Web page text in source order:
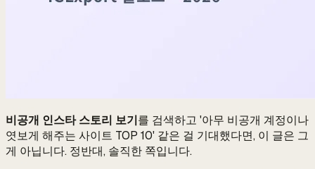
비공개 인스타 스토리 보기를 검색하고 '아무 비공개 계정이나
엿보게 해주는 사이트 TOP 10' 같은 걸 기대했다면, 이 글은 그
게 아닙니다. 정반대, 솔직한 쪽입니다.